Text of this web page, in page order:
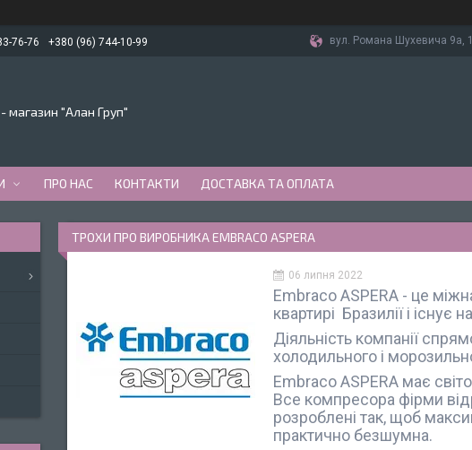
76-76 +380 (96) 744-10-99 вул. Романа Шухевича 9а,
- магазин "Алан Груп"
ПРО НАС КОНТАКТИ ДОСТАВКА ТА ОПЛАТА
ТРОХИ ПРО ВИРОБНИКА EMBRACO ASPERA
06 липня 2022
Embraco ASPERA - це
квартирі Бразилії і
Діяльність компанії
холодильного і
Embraco ASPERA має
Все компресора фірми
розроблені так, щоб
практично безшумна.